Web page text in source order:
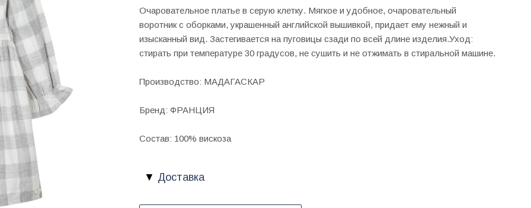
Очаровательное платье в серую клетку. Мягкое и удобное, очаровательный
воротник с оборками, украшенный английской вышивкой, придает ему нежный и
изысканный вид. Застегивается на пуговицы сзади по всей длине изделия.Уход:
стирать при температуре 30 градусов, не сушить и не отжимать в стиральной машине.
Производство: МАДАГАСКАР
Бренд: ФРАНЦИЯ
Состав: 100% вискоза
Доставка